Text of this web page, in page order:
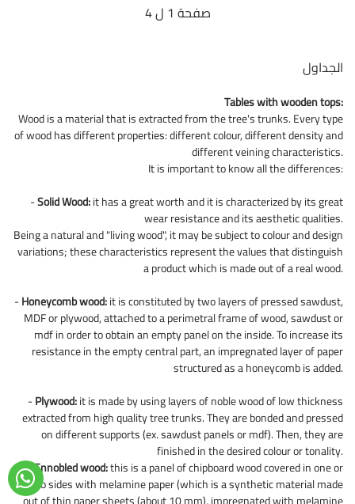
صفحة 1 ل 4
الجداول
Tables with wooden tops:
Wood is a material that is extracted from the tree's trunks. Every type
of wood has different properties: different colour, different density and
different veining characteristics.
It is important to know all the differences:
-Solid Wood:it has a great worth and it is characterized by its great
wear resistance and its aesthetic qualities.
Being a natural and "living wood", it may be subject to colour and design
variations; these characteristics represent the values that distinguish
a product which is made out of a real wood.
-Honeycomb wood:it is constituted by two layers of pressed sawdust,
MDF or plywood, attached to a perimetral frame of wood, sawdust or
mdf in order to obtain an empty panel on the inside. To increase its
resistance in the empty central part, an impregnated layer of paper
structured as a honeycomb is added.
-Plywood:it is made by using layers of noble wood of low thickness
extracted from high quality tree trunks. They are bonded and pressed
on different supports (ex. sawdust panels or mdf). Then, they are
finished in the desired colour or tonality.
-Ennobled wood:this is a panel of chipboard wood covered in one or
two sides with melamine paper (which is a synthetic material made